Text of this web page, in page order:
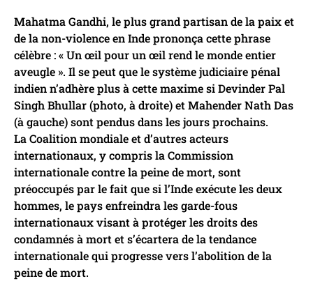
Mahatma Gandhi, le plus grand partisan de la paix et
de la non-violence en Inde prononça cette phrase
célèbre : « Un œil pour un œil rend le monde entier
aveugle ». Il se peut que le système judiciaire pénal
indien n’adhère plus à cette maxime si Devinder Pal
Singh Bhullar (photo, à droite) et Mahender Nath Das
(à gauche) sont pendus dans les jours prochains.
La Coalition mondiale et d’autres acteurs
internationaux, y compris la Commission
internationale contre la peine de mort, sont
préoccupés par le fait que si l’Inde exécute les deux
hommes, le pays enfreindra les garde-fous
internationaux visant à protéger les droits des
condamnés à mort et s’écartera de la tendance
internationale qui progresse vers l’abolition de la
peine de mort.